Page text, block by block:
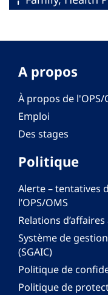
A propos
À propos de l'OPS/
Emploi
Des stages
Politique
Alerte – tentatives
l’OPS/OMS
Relations d’affaires
Système de
(SGAIC)
Politique de
Politique de